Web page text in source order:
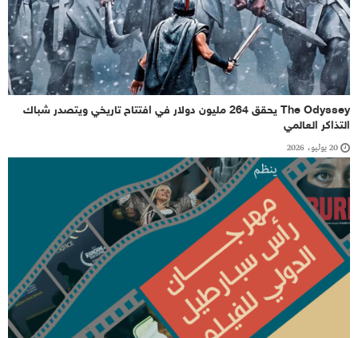
The Odyssey يحقق 264 مليون دولار في افتتاح تاريخي ويتصدر شباك
التذاكر العالمي
20 يوليو، 2026